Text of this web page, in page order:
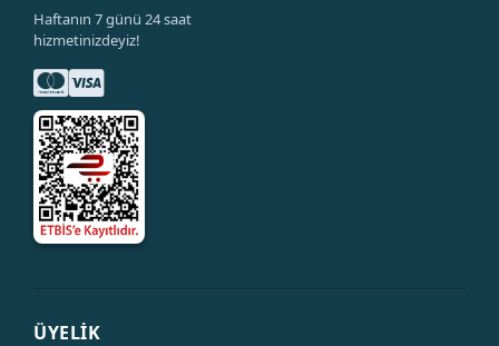
Haftanın 7 günü 24 saat
hizmetinizdeyiz!
ÜYELİK